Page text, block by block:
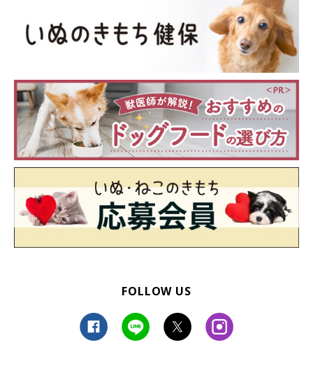
FOLLOW US